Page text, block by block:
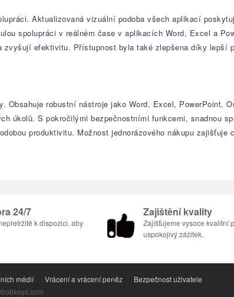
Aktualizovaná vizuální podoba všech aplikací
spolupráci v reálném čase v aplikacích Word, Excel a
efektivitu. Přístupnost byla také zlepšena díky lepší
robustní nástroje jako Word, Excel, PowerPoint,
úkolů. S pokročilými bezpečnostními funkcemi, snadnou
produktivitu. Možnost jednorázového nákupu zajišťuje
24/7
k dispozici, aby
Zajištění kvality
Zajišťujeme vysoce kvalitní
uspokojivý zážitek.
médií Vrácení a vrácení peněz
Bezpečnost uživatele